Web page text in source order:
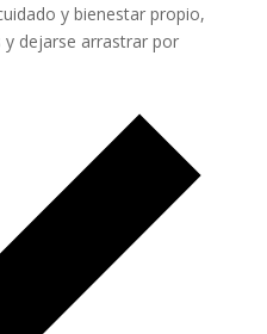
y bienestar propio,
dejarse arrastrar por